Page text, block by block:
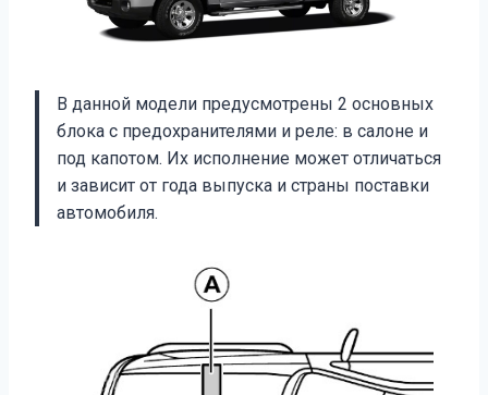
В данной модели предусмотрены 2 основных
блока с предохранителями и реле: в салоне и
под капотом. Их исполнение может отличаться
и зависит от года выпуска и страны поставки
автомобиля.